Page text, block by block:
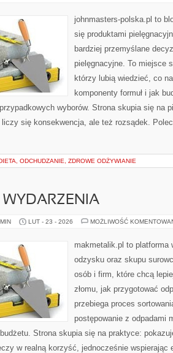
johnmasters-polska.pl to
się produktami
bardziej przemyślane
pielęgnacyjne. To miejsce
którzy lubią wiedzieć, co
komponenty formuł i jak
wyborów. Strona skupia się na
się konsekwencja, ale też rozsądek.
ODCHUDZANIE, ZDROWE ODŻYWIANIE
WYDARZENIA
LUT - 23 - 2026 MOŻLIWOŚĆ
makmetalik.pl to platforma
odzysku oraz skupu
osób i firm, które chcą
złomu, jak przygotować
przebiega proces
postępowanie z odpadami
Strona skupia się na praktyce:
w realną korzyść, jednocześnie wspierając